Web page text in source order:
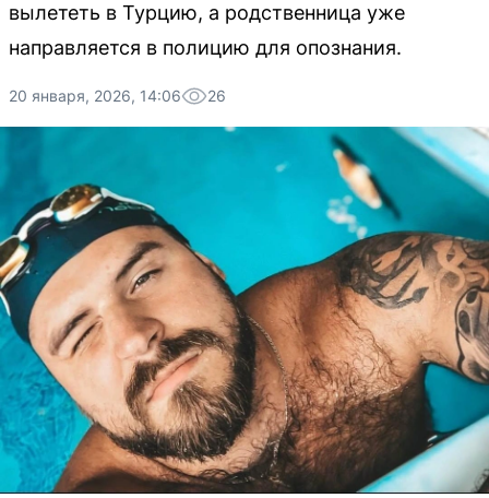
вылететь в Турцию, а родственница уже
направляется в полицию для опознания.
20 января, 2026, 14:06 26